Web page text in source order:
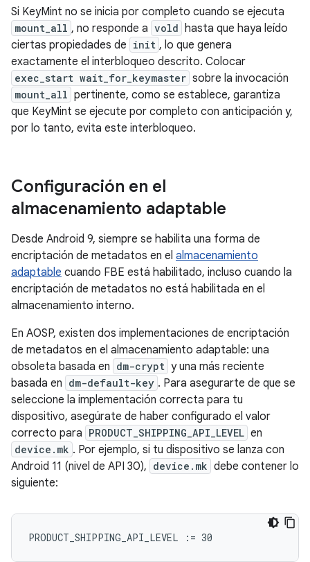
Si KeyMint no se inicia por completo cuando se ejecuta
mount_all , no responde a vold hasta que haya leído
ciertas propiedades de init , lo que genera
exactamente el interbloqueo descrito. Colocar
exec_start wait_for_keymaster sobre la invocación
mount_all pertinente, como se establece, garantiza
que KeyMint se ejecute por completo con anticipación y,
por lo tanto, evita este interbloqueo.
Configuración en el
almacenamiento adaptable
Desde Android 9, siempre se habilita una forma de
encriptación de metadatos en el almacenamiento
adaptable cuando FBE está habilitado, incluso cuando la
encriptación de metadatos no está habilitada en el
almacenamiento interno.
En AOSP, existen dos implementaciones de encriptación
de metadatos en el almacenamiento adaptable: una
obsoleta basada en dm-crypt y una más reciente
basada en dm-default-key . Para asegurarte de que se
seleccione la implementación correcta para tu
dispositivo, asegúrate de haber configurado el valor
correcto para PRODUCT_SHIPPING_API_LEVEL en
device.mk . Por ejemplo, si tu dispositivo se lanza con
Android 11 (nivel de API 30), device.mk debe contener lo
siguiente: